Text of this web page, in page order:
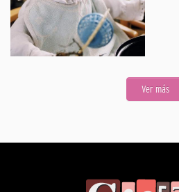
Ver más